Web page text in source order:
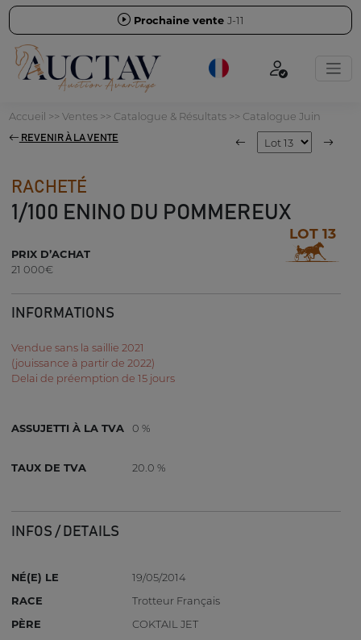
Prochaine vente J-11
Accueil >> Ventes>> Catalogue & Résultats>> Catalogue Juin
REVENIR À LA VENTE
RACHETÉ
1/100 ENINO DU POMMEREUX
LOT 13
PRIX D’ACHAT
21 000€
INFORMATIONS
Vendue sans la saillie 2021
(jouissance à partir de 2022)
Delai de préemption de 15 jours
ASSUJETTI À LA TVA 0 %
TAUX DE TVA 20.0 %
INFOS / DETAILS
NÉ(E) LE
19/05/2014
RACE
Trotteur Français
PÈRE
COKTAIL JET